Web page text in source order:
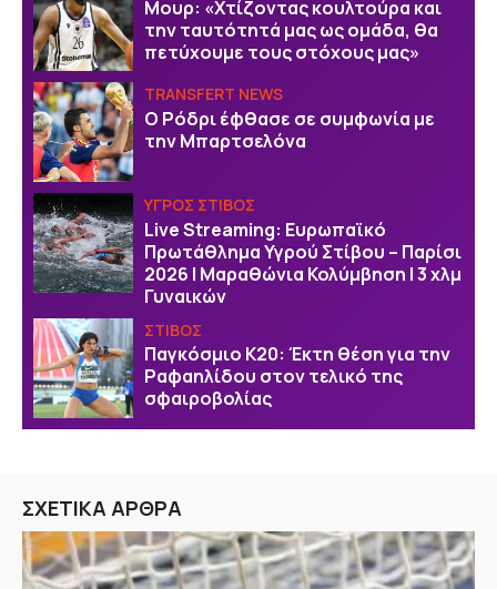
Μουρ: «Χτίζοντας κουλτούρα και
την ταυτότητά μας ως ομάδα, θα
πετύχουμε τους στόχους μας»
TRANSFERT NEWS
O Ρόδρι έφθασε σε συμφωνία με
την Μπαρτσελόνα
ΥΓΡΟΣ ΣΤΙΒΟΣ
Live Streaming: Ευρωπαϊκό
Πρωτάθλημα Υγρού Στίβου – Παρίσι
2026 | Μαραθώνια Κολύμβηση | 3 χλμ
Γυναικών
ΣΤΙΒΟΣ
Παγκόσμιο Κ20: Έκτη θέση για την
Ραφαηλίδου στον τελικό της
σφαιροβολίας
ΣΧΕΤΙΚΑ ΑΡΘΡΑ